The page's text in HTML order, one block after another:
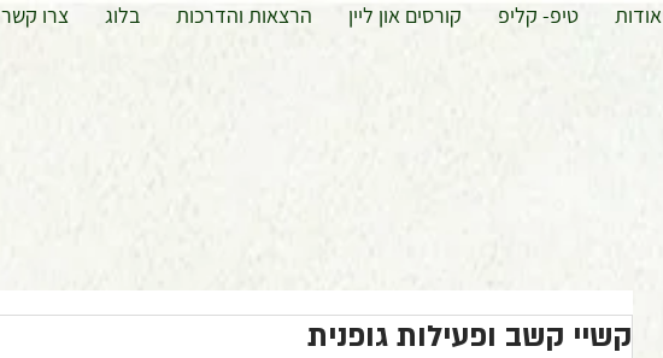
אודות טיפ- קליפ קורסים און ליין הרצאות והדרכות בלוג צרו קשר
קשיי קשב ופעילות גופנית